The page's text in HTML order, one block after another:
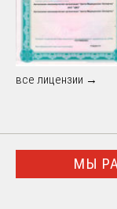
все лицензии →
МЫ